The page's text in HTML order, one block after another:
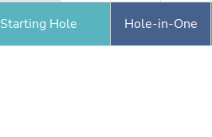
Starting Hole Hole-in-One